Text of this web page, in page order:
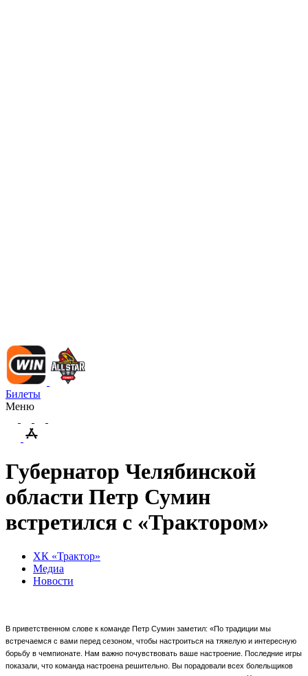
Билеты
Меню
Губернатор Челябинской
области Петр Сумин
встретился с «Трактором»
ХК «Трактор»
Медиа
Новости
В приветственном слове к команде Петр Сумин заметил: «По традиции мы
встречаемся с вами перед сезоном, чтобы настроиться на тяжелую и интересную
борьбу в чемпионате. Нам важно почувствовать ваше настроение. Последние игры
показали, что команда настроена решительно. Вы порадовали всех болельщиков